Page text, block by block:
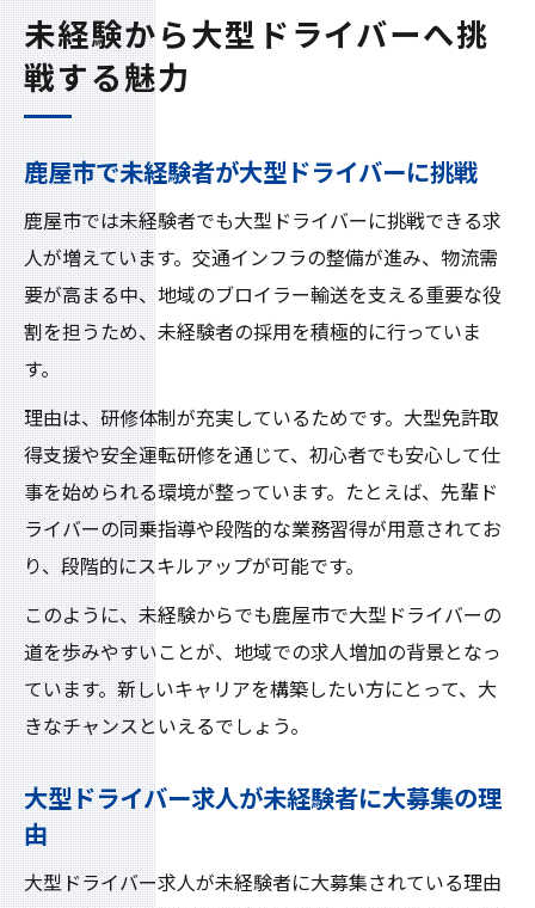
大募集のブロイラー分野で新しい一歩を踏
み出す
鹿屋市の大型ドライバー職が選ばれる魅力
とは
鹿屋市で見つけるブロイラー求人の安定感
鹿屋市ブロイラー求人で安定を目指す方法
大型ドライバー大募集が安定職に直結する
理由
未経験者も安心できる鹿屋市の求人事情
鹿屋市で大型ドライバー求人が支持される
環境
ブロイラー求人が安定収入に繋がるポイン
ト
大型ドライバー大募集の今がチャンス
鹿屋市大型ドライバー求人が大募集の理由
未経験者にも広がる大型ドライバーチャン
ス
今こそ鹿屋市で大募集求人に応募すべき理
由
ブロイラー分野で活躍できる求人の魅力
大募集の今、未経験からプロへ成長する環
境
安心のサポートで未経験者も活躍可能
未経験から大型ドライバーへ挑
戦する魅力
鹿屋市で未経験者が大型ドライバーに挑戦
鹿屋市では未経験者でも大型ドライバーに挑戦できる求
人が増えています。交通インフラの整備が進み、物流需
要が高まる中、地域のブロイラー輸送を支える重要な役
割を担うため、未経験者の採用を積極的に行っていま
す。
理由は、研修体制が充実しているためです。大型免許取
得支援や安全運転研修を通じて、初心者でも安心して仕
事を始められる環境が整っています。たとえば、先輩ド
ライバーの同乗指導や段階的な業務習得が用意されてお
り、段階的にスキルアップが可能です。
このように、未経験からでも鹿屋市で大型ドライバーの
道を歩みやすいことが、地域での求人増加の背景となっ
ています。新しいキャリアを構築したい方にとって、大
きなチャンスといえるでしょう。
大型ドライバー求人が未経験者に大募集の理
由
大型ドライバー求人が未経験者に大募集されている理由